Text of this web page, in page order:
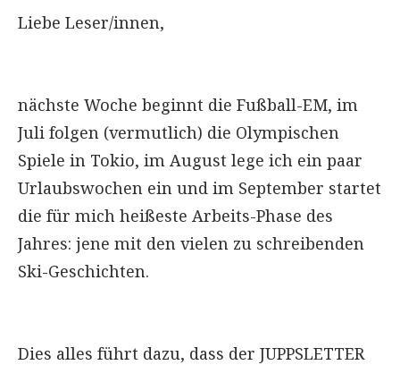
Liebe Leser/innen,
nächste Woche beginnt die Fußball-EM, im
Juli folgen (vermutlich) die Olympischen
Spiele in Tokio, im August lege ich ein paar
Urlaubswochen ein und im September startet
die für mich heißeste Arbeits-Phase des
Jahres: jene mit den vielen zu schreibenden
Ski-Geschichten.
Dies alles führt dazu, dass der JUPPSLETTER